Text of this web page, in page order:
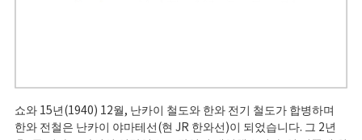
쇼와 15년(1940) 12월, 난카이 철도와 한와 전기 철도가 합병하며
한와 전철은 난카이 야마테선(현 JR 한와선)이 되었습니다. 그 2년